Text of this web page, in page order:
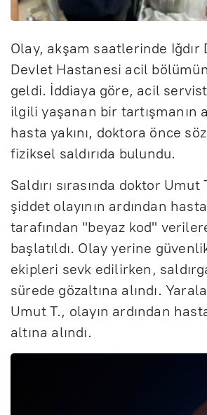
Olay, akşam saatlerinde Iğdır
Devlet Hastanesi acil
geldi. İddiaya göre, acil
ilgili yaşanan bir tartışmanın
hasta yakını, doktora önce
fiziksel saldırıda bulundu.
Saldırı sırasında doktor
şiddet olayının ardından
tarafından "beyaz kod"
başlatıldı. Olay yerine
ekipleri sevk edilirken,
sürede gözaltına alındı.
Umut T., olayın ardından
altına alındı.